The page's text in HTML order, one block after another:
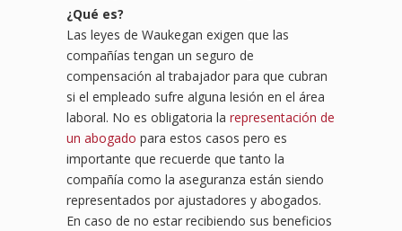
¿Qué es?
Las leyes de Waukegan exigen que las
compañías tengan un seguro de
compensación al trabajador para que cubran
si el empleado sufre alguna lesión en el área
laboral. No es obligatoria la representación de
un abogado para estos casos pero es
importante que recuerde que tanto la
compañía como la aseguranza están siendo
representados por ajustadores y abogados.
En caso de no estar recibiendo sus beneficios